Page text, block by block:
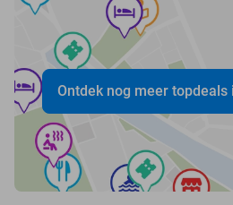
Ontdek nog meer